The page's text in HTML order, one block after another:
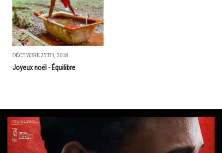
DÉCEMBRE 25TH, 2018
Joyeux noël - Équilibre